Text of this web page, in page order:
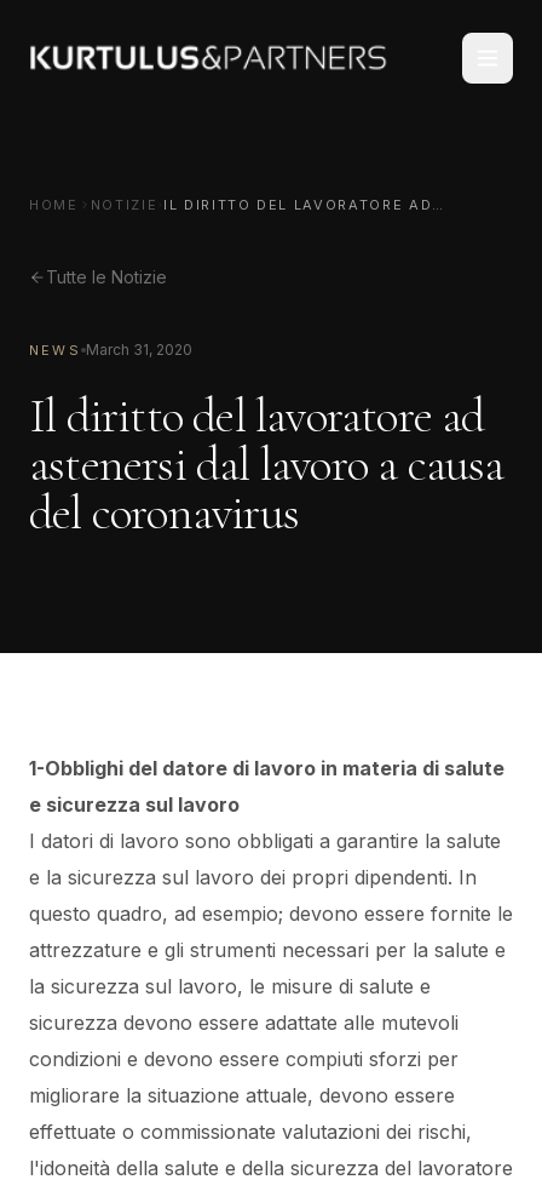
HOME NOTIZIE IL DIRITTO DEL LAVORATORE AD
Tutte le Notizie
NEWS March 31, 2020
Il diritto del lavoratore ad
astenersi dal lavoro a causa
del coronavirus
1-Obblighi del datore di lavoro in materia di salute
e sicurezza sul lavoro
I datori di lavoro sono obbligati a garantire la salute
e la sicurezza sul lavoro dei propri dipendenti. In
questo quadro, ad esempio; devono essere fornite le
attrezzature e gli strumenti necessari per la salute e
la sicurezza sul lavoro, le misure di salute e
sicurezza devono essere adattate alle mutevoli
condizioni e devono essere compiuti sforzi per
migliorare la situazione attuale, devono essere
effettuate o commissionate valutazioni dei rischi,
l'idoneità della salute e della sicurezza del lavoratore